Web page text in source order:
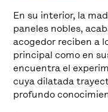
En su interior, la
paneles nobles,
acogedor reciben a
principal como en
encuentra el
cuya dilatada
profundo